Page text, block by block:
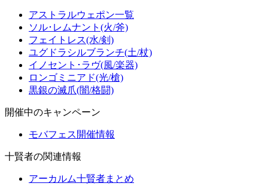
アストラルウェポン一覧
ソル･レムナント(火/斧)
フェイトレス(水/剣)
ユグドラシルブランチ(土/杖)
イノセント･ラヴ(風/楽器)
ロンゴミニアド(光/槍)
黒銀の滅爪(闇/格闘)
開催中のキャンペーン
モバフェス開催情報
十賢者の関連情報
アーカルム十賢者まとめ